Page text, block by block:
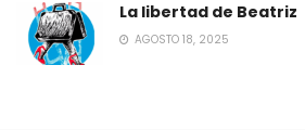
La libertad de Beatriz
AGOSTO 18, 2025